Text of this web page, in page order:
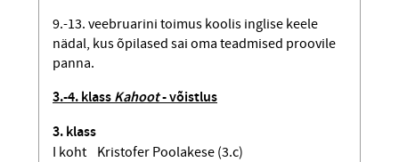
9.-13. veebruarini toimus koolis inglise keele
nädal, kus õpilased sai oma teadmised proovile
panna.
3.-4. klassKahoot- võistlus
3. klass
I koht Kristofer Poolakese (3.c)